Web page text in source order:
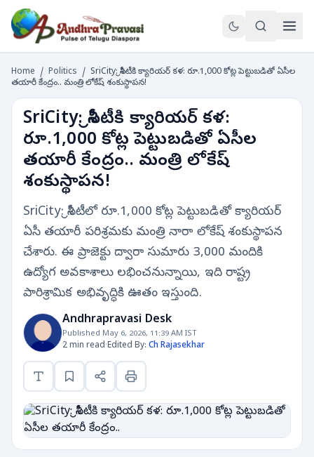
Home / Politics / SriCity: శ్రీసిటీకి క్యారియర్ కళ: రూ.1,000 కోట్ల పెట్టుబడితో ఏసీల
తయారీ కేంద్రం.. మంత్రి లోకేష్ శంకుస్థాపన!
SriCity: శ్రీసిటీకి క్యారియర్ కళ:
రూ.1,000 కోట్ల పెట్టుబడితో ఏసీల
తయారీ కేంద్రం.. మంత్రి లోకేష్
శంకుస్థాపన!
SriCity: శ్రీసిటీలో రూ.1,000 కోట్ల పెట్టుబడితో క్యారియర్
ఏసీ తయారీ పరిశ్రమకు మంత్రి నారా లోకేష్ శంకుస్థాపన
చేశారు. ఈ ప్రాజెక్టు ద్వారా సుమారు 3,000 మందికి
ఉద్యోగ అవకాశాలు లభించనున్నాయి, ఇది రాష్ట్ర
పారిశ్రామిక అభివృద్ధికి ఊతం ఇస్తుంది.
Andhrapravasi Desk
Published May 6, 2026, 11:39 AM IST
2 min read·Edited By: Ch Rajasekhar